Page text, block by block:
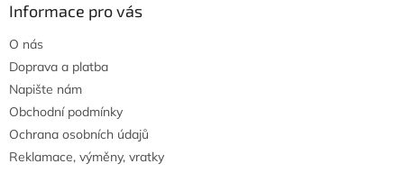
Informace pro vás
O nás
Doprava a platba
Napište nám
Obchodní podmínky
Ochrana osobních údajů
Reklamace, výměny, vratky